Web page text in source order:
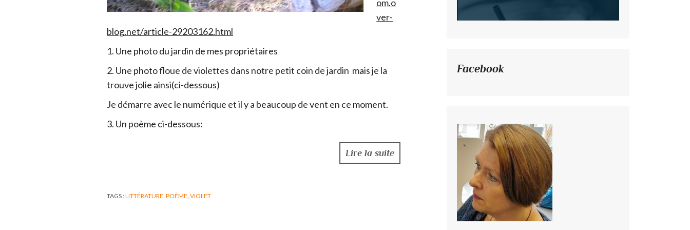
om.o
ver-
blog.net/article-29203162.html
1. Une photo du jardin de mes propriétaires
2. Une photo floue de violettes dans notre petit coin de jardin mais je la
trouve jolie ainsi(ci-dessous)
Je démarre avec le numérique et il y a beaucoup de vent en ce moment.
3. Un poème ci-dessous:
Lire la suite
TAGS :LITTÉRATURE, POÈME, VIOLET
Facebook